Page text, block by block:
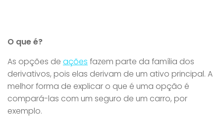
O que é?
As opções de ações fazem parte da família dos
derivativos, pois elas derivam de um ativo principal. A
melhor forma de explicar o que é uma opção é
compará-las com um seguro de um carro, por
exemplo.